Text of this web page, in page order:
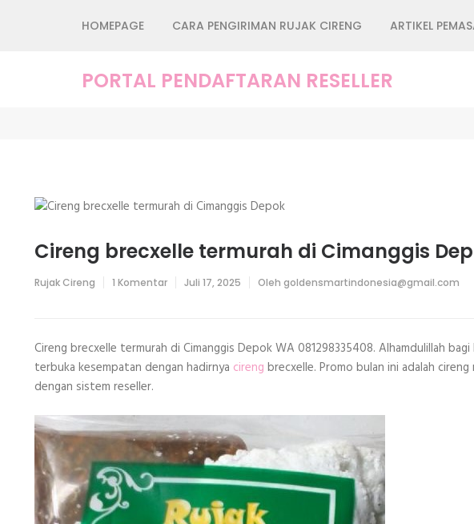
HOMEPAGE CARA PENGIRIMAN RUJAK CIRENG ARTIKEL
PORTAL PENDAFTARAN RESELLER
Cireng brecxelle termurah di Cimanggis
Rujak Cireng 1 Komentarpada
Cimanggis
Depok
Juli 17, 2025 Oleh goldensmartindonesia@gmail.com
Cireng brecxelle termurah di Cimanggis Depok WA 081298335408. Alhamdulillah
terbuka kesempatan dengan hadirnya cireng brecxelle. Promo bulan ini adalah
dengan sistem reseller.